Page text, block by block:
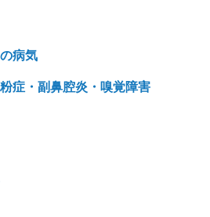
病気
症・副鼻腔炎・嗅覚障害